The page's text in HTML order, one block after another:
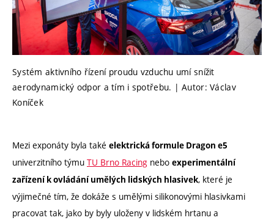
Systém aktivního řízení proudu vzduchu umí snížit
aerodynamický odpor a tím i spotřebu. | Autor: Václav
Koníček
Mezi exponáty byla také elektrická formule Dragon e5
univerzitního týmu TU Brno Racing nebo experimentální
zařízení k ovládání umělých lidských hlasivek, které je
výjimečné tím, že dokáže s umělými silikonovými hlasivkami
pracovat tak, jako by byly uloženy v lidském hrtanu a